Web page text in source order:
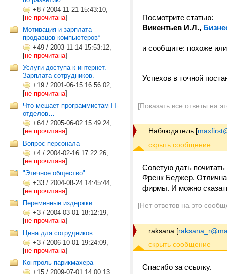
+8 / 2004-11-21 15:43:10,
[не прочитана]
Мотивация и зарплата
продавцов компьютеров*
+49 / 2003-11-14 15:53:12,
[не прочитана]
Услуги доступа к интернет.
Зарплата сотрудников.
+19 / 2001-06-15 16:56:02,
[не прочитана]
Что мешает программистам IT-
отделов…
+64 / 2005-06-02 15:49:24,
[не прочитана]
Вопрос персонала
+4 / 2004-02-16 17:22:26,
[не прочитана]
"Этичное общество"
+33 / 2004-08-24 14:45:44,
[не прочитана]
Переменные издержки
+3 / 2004-03-01 18:12:19,
[не прочитана]
Цена для сотрудников
+3 / 2006-10-01 19:24:09,
[не прочитана]
Контроль парикмахера
+15 / 2009-07-01 14:00:13,
Викентьев И.Л.,
и сообщите: похоже
Успехов в точной
[Показать все ответы на
Наблюдатель [
Советую дать
Френк Беджер.
фирмы. И можно
[Нет ответов на это
raksana [
Спасибо за ссылку.